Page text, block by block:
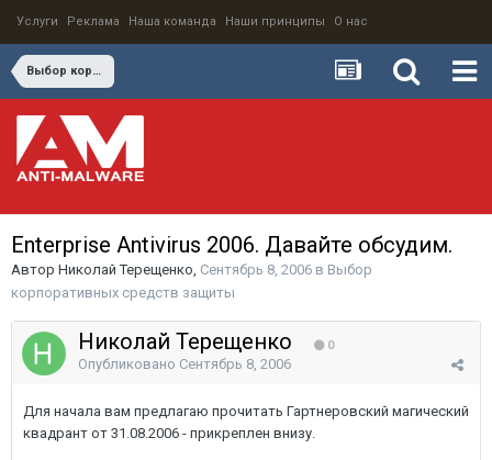
Услуги Реклама Наша команда Наши принципы О нас
Выбор корпоративных средств защиты
Enterprise Antivirus 2006. Давайте обсудим.
Автор Николай Терещенко, Сентябрь 8, 2006 в Выбор
корпоративных средств защиты
Николай Терещенко 0
Опубликовано Сентябрь 8, 2006
Для начала вам предлагаю прочитать Гартнеровский магический
квадрант от 31.08.2006 - прикреплен внизу.